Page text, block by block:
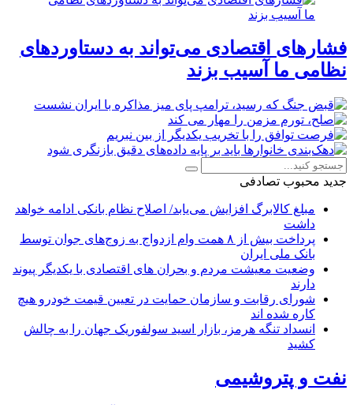
فشارهای اقتصادی می‌تواند به دستاوردهای
نظامی ما آسیب بزند
جدید محبوب تصادفی
مبلغ کالابرگ افزایش می‌یابد/ اصلاح نظام بانکی ادامه خواهد
داشت
پرداخت بیش از ۸ همت وام ازدواج به زوج‌های جوان توسط
بانک ملی ایران
وضعیت معیشت مردم و بحران های اقتصادی با یکدیگر پیوند
دارند
شورای رقابت و سازمان حمایت در تعیین قیمت خودرو هیچ
کاره شده اند
انسداد تنگه هرمز، بازار اسید سولفوریک جهان را به چالش
کشید
نفت و پتروشیمی